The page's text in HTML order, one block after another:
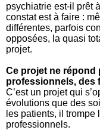
psychiatrie est-il prêt
constat est à faire :
différentes, parfois
opposées, la quasi
projet.
Ce projet ne répond
professionnels, des
C’est un projet qui
évolutions que des
les patients, il
professionnels.